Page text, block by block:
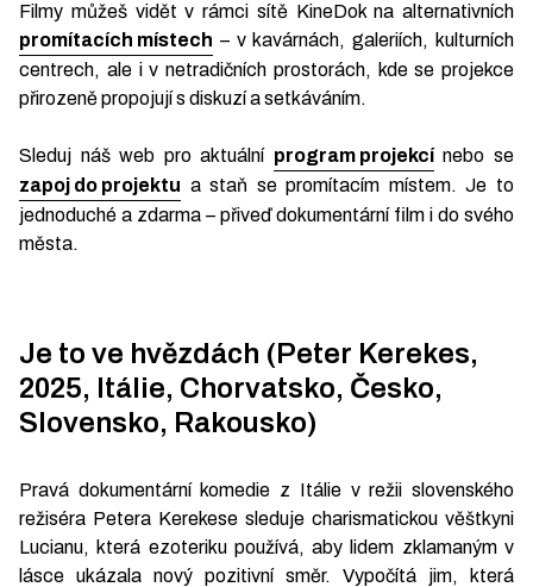
Filmy můžeš vidět v rámci sítě KineDok na alternativních
promítacích místech – v kavárnách, galeriích, kulturních
centrech, ale i v netradičních prostorách, kde se projekce
přirozeně propojují s diskuzí a setkáváním.
Sleduj náš web pro aktuální program projekcínebo se
zapoj do projektu a staň se promítacím místem. Je to
jednoduché a zdarma – přiveď dokumentární film i do svého
města.
Je to ve hvězdách (Peter Kerekes,
2025, Itálie, Chorvatsko, Česko,
Slovensko, Rakousko)
Pravá dokumentární komedie z Itálie v režii slovenského
režiséra Petera Kerekese sleduje charismatickou věštkyni
Lucianu, která ezoteriku používá, aby lidem zklamaným v
lásce ukázala nový pozitivní směr. Vypočítá jim, která